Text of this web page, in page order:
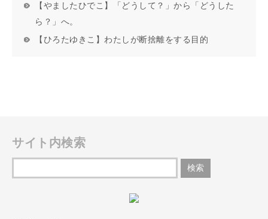
【やましたひでこ】「どうして？」から「どうした
ら？」へ。
【ひろたゆきこ】わたしが断捨離をする目的
サイト内検索